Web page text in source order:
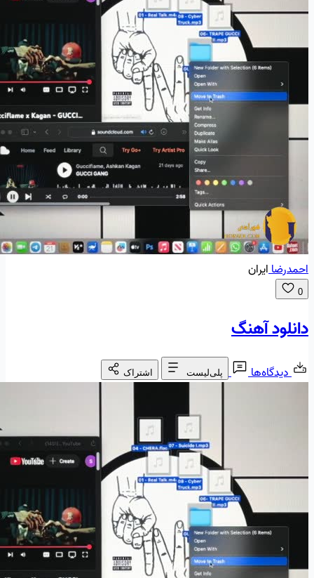
احمدرضاایران
0
دانلود آهنگ
دیدگاه‌ها پلی‌لیست اشتراک